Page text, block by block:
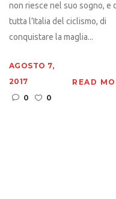
non riesce nel suo sogno, e
tutta l’Italia del ciclismo, di
conquistare la maglia...
AGOSTO 7,
2017
0
0
READ